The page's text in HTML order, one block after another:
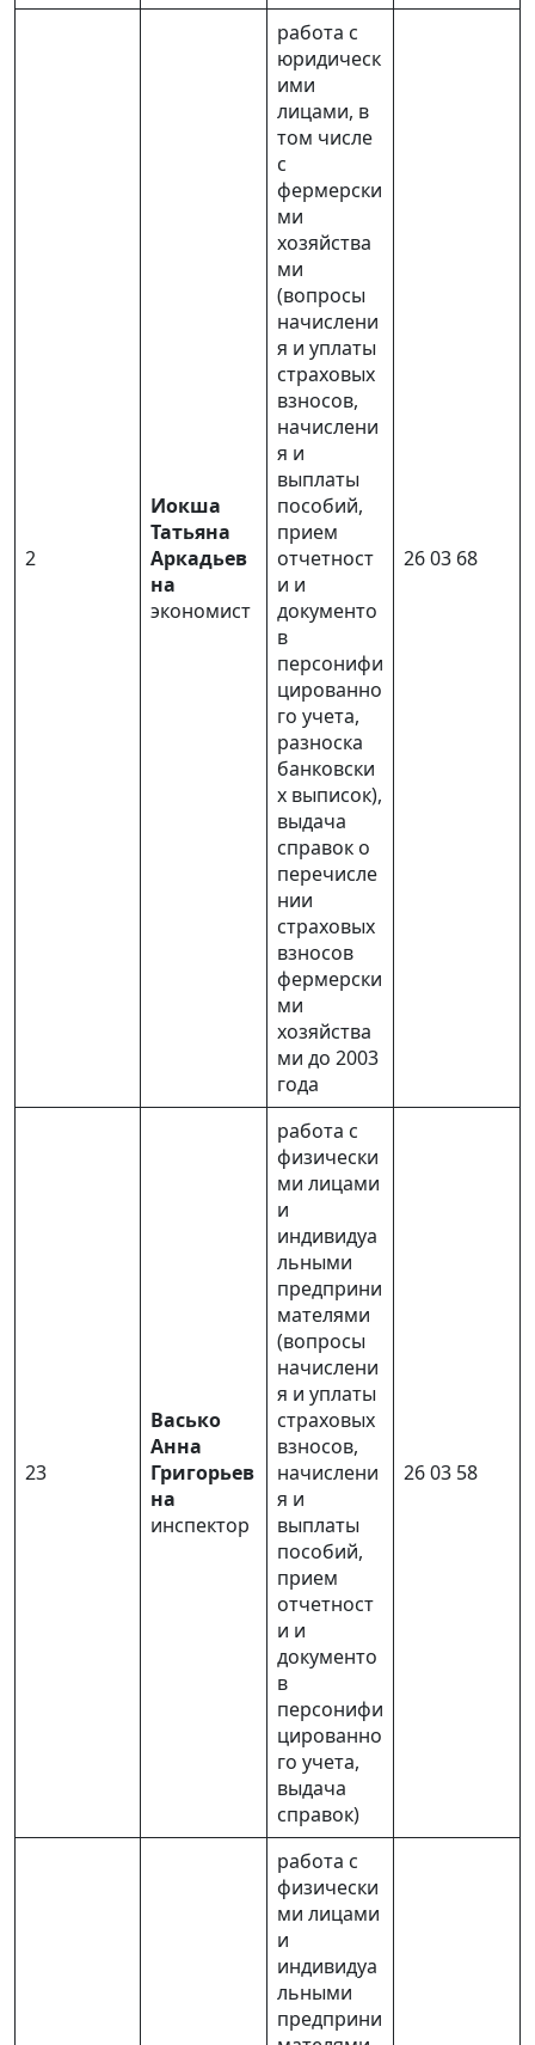
2
Иокша
Татьяна
Аркадьев
на
экономист
работа с
юридическ
ими
лицами, в
том числе
с
фермерски
ми
хозяйства
ми
(вопросы
начислени
я и уплаты
страховых
взносов,
начислени
я и
выплаты
пособий,
прием
отчетност
и и
документо
в
персонифи
цированно
го учета,
разноска
банковски
х выписок),
выдача
справок о
перечисле
нии
страховых
взносов
фермерски
ми
хозяйства
ми до 2003
года
26 03 68
23
Васько
Анна
Григорьев
на
инспектор
работа с
физически
ми лицами
и
индивидуа
льными
предприни
мателями
(вопросы
начислени
я и уплаты
страховых
взносов,
начислени
я и
выплаты
пособий,
прием
отчетност
и и
документо
в
персонифи
цированно
го учета,
выдача
справок)
26 03 58
работа с
физически
ми лицами
и
индивидуа
льными
предприни